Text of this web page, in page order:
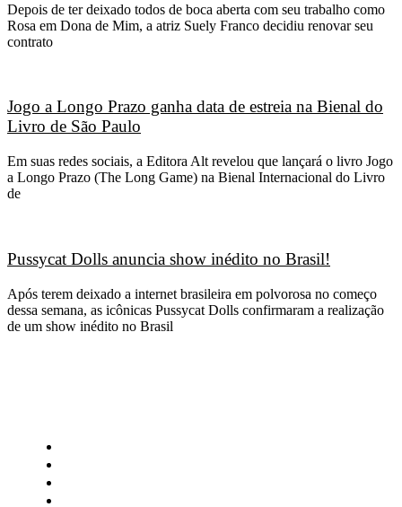
Depois de ter deixado todos de boca aberta com seu trabalho como
Rosa em Dona de Mim, a atriz Suely Franco decidiu renovar seu
contrato
Jogo a Longo Prazo ganha data de estreia na Bienal do
Livro de São Paulo
Em suas redes sociais, a Editora Alt revelou que lançará o livro Jogo
a Longo Prazo (The Long Game) na Bienal Internacional do Livro
de
Pussycat Dolls anuncia show inédito no Brasil!
Após terem deixado a internet brasileira em polvorosa no começo
dessa semana, as icônicas Pussycat Dolls confirmaram a realização
de um show inédito no Brasil